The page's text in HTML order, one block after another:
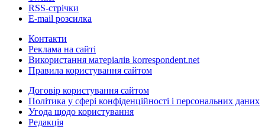
RSS-стрічки
E-mail розсилка
Контакти
Реклама на сайті
Використання матеріалів korrespondent.net
Правила користування сайтом
Договір користування сайтом
Політика у сфері конфіденційності і персональних даних
Угода щодо користування
Редакція